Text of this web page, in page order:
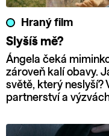
Hraný film
Slyšíš mě?
Ángela čeká
zároveň kalí obavy.
světě, který neslyší?
partnerství a